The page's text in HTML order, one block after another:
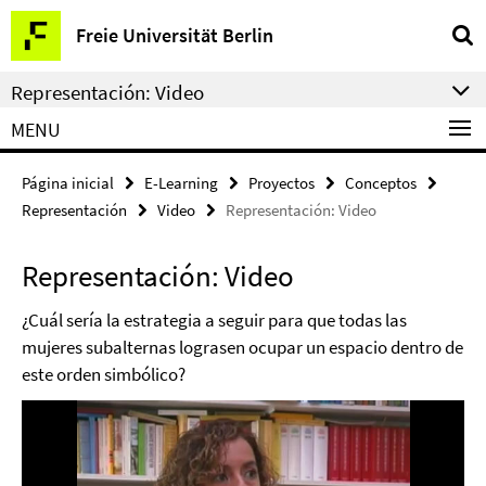
Springe
direkt
zu
Inhalt
Freie Universität Berlin
Herramientas
de
navegación
Representación: Video
MENU
Página inicial E-Learning Proyectos
Conceptos
Representación
Video Representación: Video
Representación: Video
¿Cuál sería la estrategia a seguir para que todas las
mujeres subalternas lograsen ocupar un espacio dentro de
este orden simbólico?